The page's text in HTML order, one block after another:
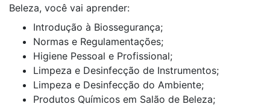
Beleza, você vai aprender:
Introdução à Biossegurança;
Normas e Regulamentações;
Higiene Pessoal e Profissional;
Limpeza e Desinfecção de Instrumentos;
Limpeza e Desinfecção do Ambiente;
Produtos Químicos em Salão de Beleza;